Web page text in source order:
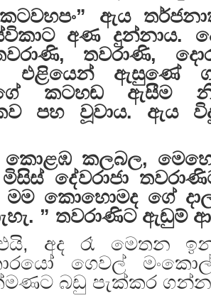
කටවහපං” ඇය
අණ දුන්නාය.
, තවරාණි,
එළියෙන් ඇසුණේ
කටහඬ ඇසීම
පහ වූවාය. ඇය
කොළඹ කලබල,
මිසිස් දේවරාජා
මම කොහොමද ගේ
. ” තවරාණිට ඇඬුම්
එයි, අද රෑ මෙතන
ගෙවල්
බඩු පැක්කර